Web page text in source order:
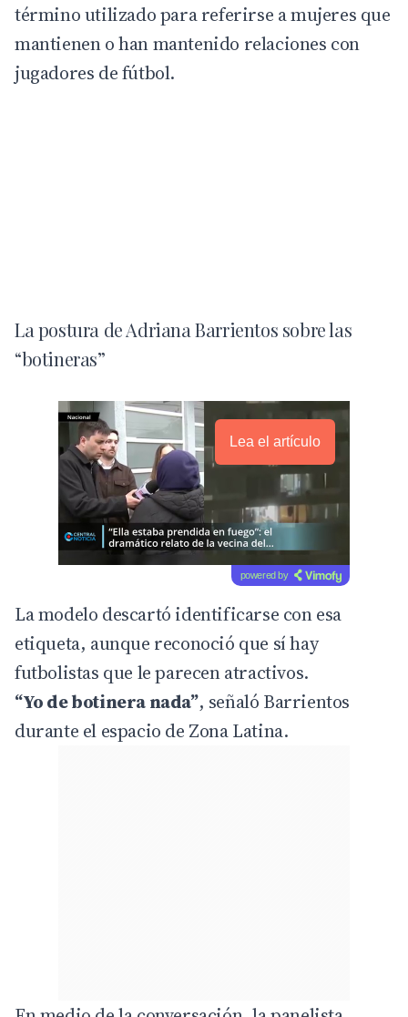
término utilizado para referirse a mujeres que
mantienen o han mantenido relaciones con
jugadores de fútbol.
La postura de Adriana Barrientos sobre las
“botineras”
Lea el artículo
powered by
La modelo descartó identificarse con esa
etiqueta, aunque reconoció que sí hay
futbolistas que le parecen atractivos.
“Yo de botinera nada”, señaló Barrientos
durante el espacio de Zona Latina.